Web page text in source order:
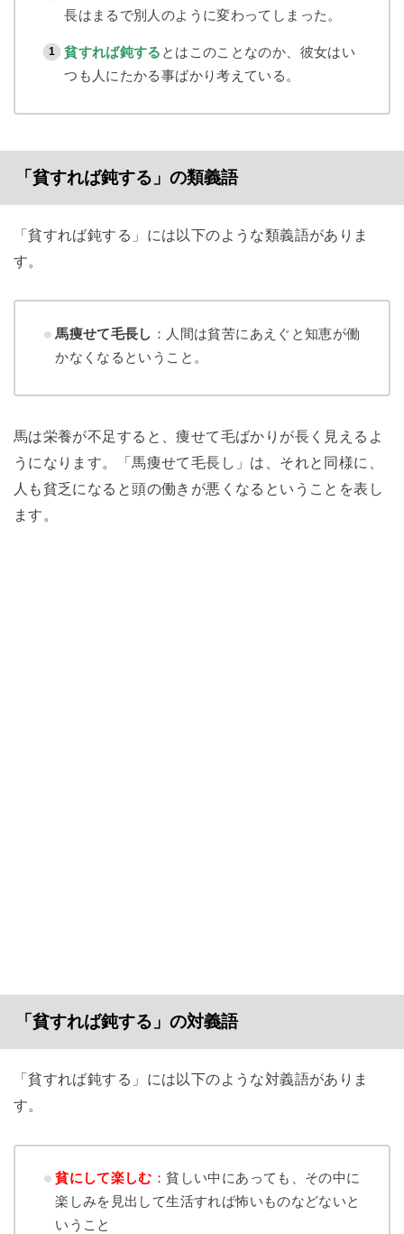
長はまるで別人のように変わってしまった。
貧すれば鈍する とはこのことなのか、彼女はい
つも人にたかる事ばかり考えている。
「貧すれば鈍する」の類義語
「貧すれば鈍する」には以下のような類義語がありま
す。
馬痩せて毛長し ：人間は貧苦にあえぐと知恵が働
かなくなるということ。
馬は栄養が不足すると、痩せて毛ばかりが長く見えるよ
うになります。「馬痩せて毛長し」は、それと同様に、
人も貧乏になると頭の働きが悪くなるということを表し
ます。
「貧すれば鈍する」の対義語
「貧すれば鈍する」には以下のような対義語がありま
す。
貧にして楽しむ ：貧しい中にあっても、その中に
楽しみを見出して生活すれば怖いものなどないと
いうこと